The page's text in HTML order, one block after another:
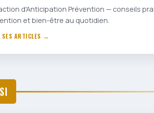
d'Anticipation Prévention — conseils
et bien-être au quotidien.
SES ARTICLES →